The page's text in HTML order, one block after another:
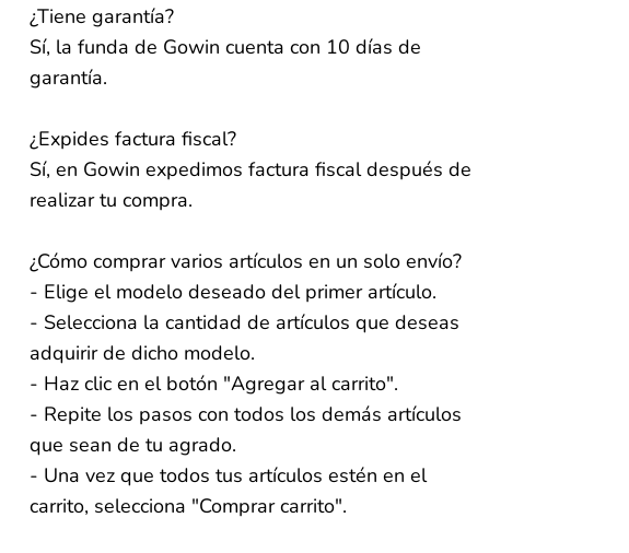
¿Tiene garantía?
Sí, la funda de Gowin cuenta con 10 días de
garantía.
¿Expides factura fiscal?
Sí, en Gowin expedimos factura fiscal después de
realizar tu compra.
¿Cómo comprar varios artículos en un solo envío?
- Elige el modelo deseado del primer artículo.
- Selecciona la cantidad de artículos que deseas
adquirir de dicho modelo.
- Haz clic en el botón "Agregar al carrito".
- Repite los pasos con todos los demás artículos
que sean de tu agrado.
- Una vez que todos tus artículos estén en el
carrito, selecciona "Comprar carrito".